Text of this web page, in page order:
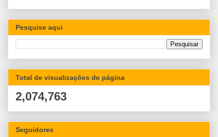
Pesquise aqui
Total de visualizações de página
2,074,763
Seguidores